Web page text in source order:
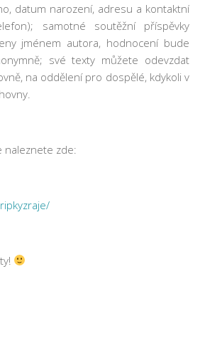
datum narození, adresu a kontaktní
samotné soutěžní příspěvky
jménem autora, hodnocení bude
své texty můžete odevzdat
na oddělení pro dospělé, kdykoli v
naleznete zde: